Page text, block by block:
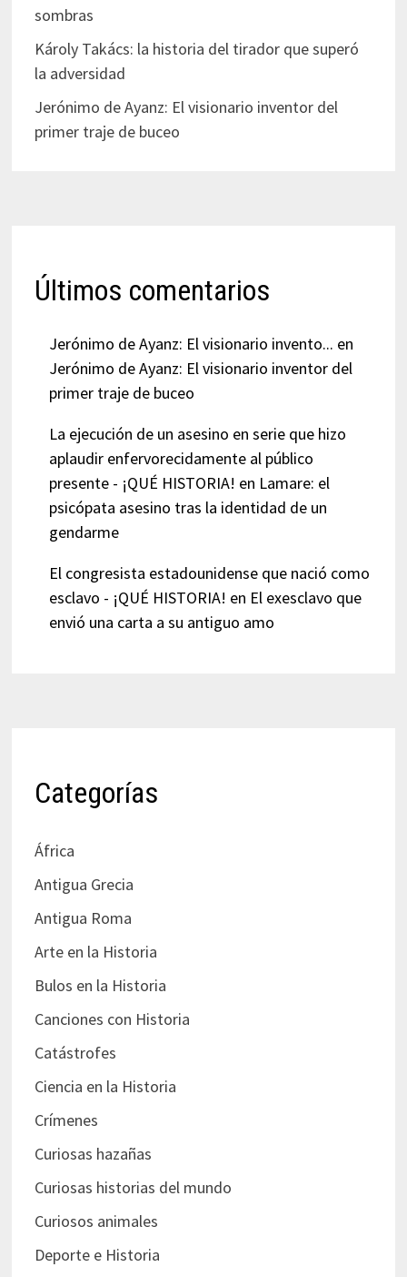
sombras
Károly Takács: la historia del tirador que superó
la adversidad
Jerónimo de Ayanz: El visionario inventor del
primer traje de buceo
Últimos comentarios
Jerónimo de Ayanz: El visionario invento... en
Jerónimo de Ayanz: El visionario inventor del
primer traje de buceo
La ejecución de un asesino en serie que hizo
aplaudir enfervorecidamente al público
presente - ¡QUÉ HISTORIA! en Lamare: el
psicópata asesino tras la identidad de un
gendarme
El congresista estadounidense que nació como
esclavo - ¡QUÉ HISTORIA! en El exesclavo que
envió una carta a su antiguo amo
Categorías
África
Antigua Grecia
Antigua Roma
Arte en la Historia
Bulos en la Historia
Canciones con Historia
Catástrofes
Ciencia en la Historia
Crímenes
Curiosas hazañas
Curiosas historias del mundo
Curiosos animales
Deporte e Historia